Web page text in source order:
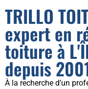
TRILLO
expert en
toiture à
depuis
À la recherche d’un